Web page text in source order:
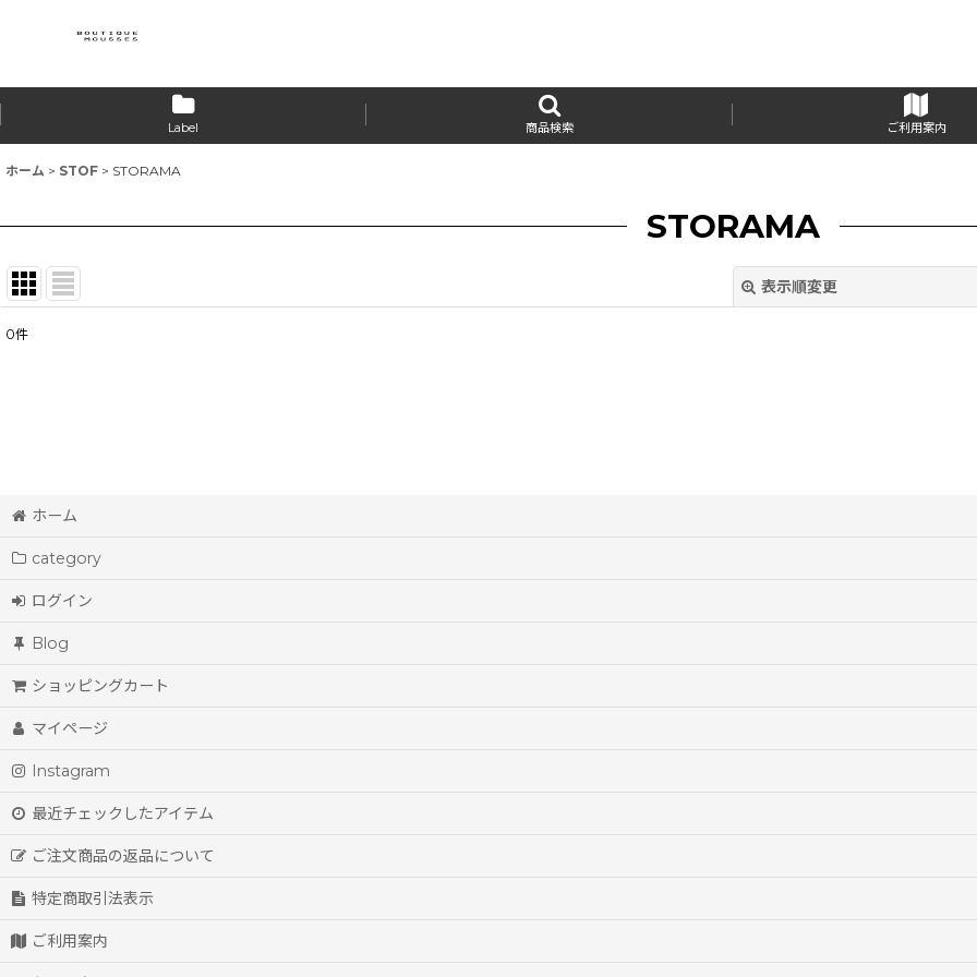
Label 商品検索 ご利用案内
ホーム > STOF > STORAMA
STORAMA
表示順変更
0件
ホーム
category
ログイン
Blog
ショッピングカート
マイページ
Instagram
最近チェックしたアイテム
ご注文商品の返品について
特定商取引法表示
ご利用案内